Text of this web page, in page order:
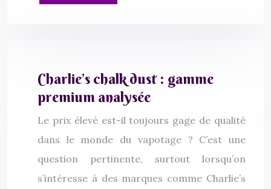
Charlie’s chalk dust : gamme
premium analysée
Le prix élevé est-il toujours gage de qualité
dans le monde du vapotage ? C’est une
question pertinente, surtout lorsqu’on
s’intéresse à des marques comme Charlie’s